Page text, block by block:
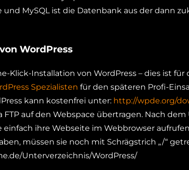
MySQL ist die Datenbank aus der dann
WordPress
Klick-Installation von WordPress – dies ist
Spezialisten für den späteren Profi-
kann kostenfrei unter: http://wpde.org/
auf den Webspace übertragen. Nach dem
einfach ihre Webseite im Webbrowser
müssen sie noch mit Schrägstrich „/“
Unterverzeichnis/WordPress/